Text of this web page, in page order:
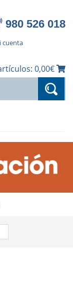
980 526 018
cuenta
0,00€